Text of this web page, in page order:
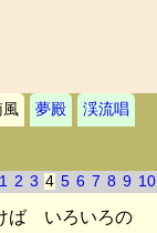
風 夢殿 渓流唱
1 2 3 4 5 6 7 8 9 10
ば いろいろの